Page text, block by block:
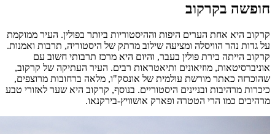
חופשה בקרקוב
קרקוב היא אחת הערים היפות וההיסטוריות ביותר בפולין. העיר ממוקמת
על גדות נהר הוויסלה ומציעה שילוב מרתק של היסטוריה, תרבות ואמנות.
קרקוב הייתה בירת פולין בעבר, והיום היא מרכז תרבותי חשוב עם
אוניברסיטאות, מוזיאונים ותיאטראות רבים. העיר העתיקה של קרקוב,
שהוכרזה כאתר מורשת עולמית של אונסק"ו, מלאה ברחובות מרוצפים,
כיכרות מרהיבות ובניינים היסטוריים. בנוסף, קרקוב היא שער לאזורי טבע
מרהיבים כמו הרי הטטרה ופארק אושוויץ-בירקנאו.